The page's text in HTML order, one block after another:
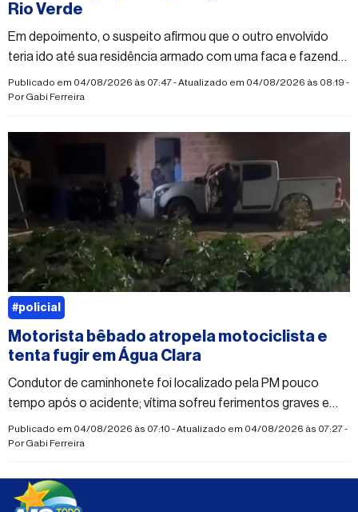
Rio Verde
Em depoimento, o suspeito afirmou que o outro envolvido
teria ido até sua residência armado com uma faca e fazendo
ameaças
Publicado em 04/08/2026 às 07:47 - Atualizado em 04/08/2026 às 08:19 -
PorGabi Ferreira
Motorista bêbado atropela motociclista e
tenta fugir em Água Clara
Condutor de caminhonete foi localizado pela PM pouco
tempo após o acidente; vítima sofreu ferimentos graves e
suspeita de fraturas nas duas pernas
Publicado em 04/08/2026 às 07:10 - Atualizado em 04/08/2026 às 07:27 -
PorGabi Ferreira
#policial